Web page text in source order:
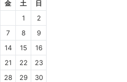
金 土
日
1
2
7 8
9
14 15
16
21 22
23
28 29
30